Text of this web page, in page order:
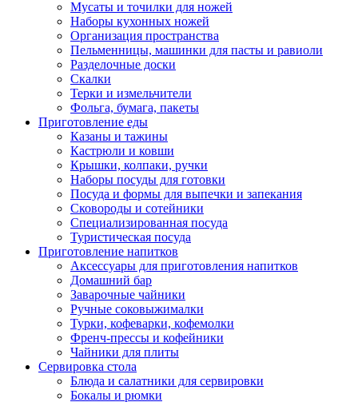
Мусаты и точилки для ножей
Наборы кухонных ножей
Организация пространства
Пельменницы, машинки для пасты и равиоли
Разделочные доски
Скалки
Терки и измельчители
Фольга, бумага, пакеты
Приготовление еды
Казаны и тажины
Кастрюли и ковши
Крышки, колпаки, ручки
Наборы посуды для готовки
Посуда и формы для выпечки и запекания
Сковороды и сотейники
Специализированная посуда
Туристическая посуда
Приготовление напитков
Аксессуары для приготовления напитков
Домашний бар
Заварочные чайники
Ручные соковыжималки
Турки, кофеварки, кофемолки
Френч-прессы и кофейники
Чайники для плиты
Сервировка стола
Блюда и салатники для сервировки
Бокалы и рюмки